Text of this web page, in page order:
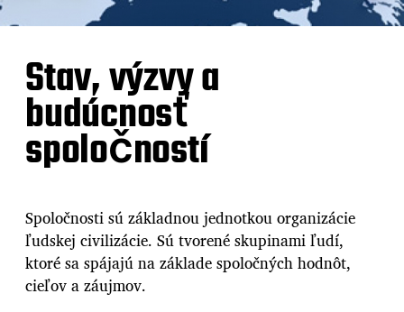
Stav, výzvy a
budúcnosť
spoločností
Spoločnosti sú základnou jednotkou organizácie
ľudskej civilizácie. Sú tvorené skupinami ľudí,
ktoré sa spájajú na základe spoločných hodnôt,
cieľov a záujmov.